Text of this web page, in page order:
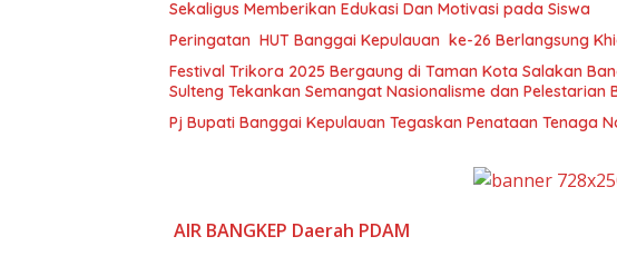
Sekaligus Memberikan Edukasi Dan Motivasi pada Siswa
Peringatan HUT Banggai Kepulauan ke-26 Berlangsung
Festival Trikora 2025 Bergaung di Taman Kota Salakan
Sulteng Tekankan Semangat Nasionalisme dan Pelestarian
Pj Bupati Banggai Kepulauan Tegaskan Penataan Tenaga
AIR BANGKEP Daerah PDAM